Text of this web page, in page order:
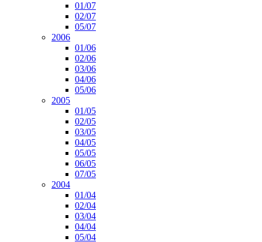
01/07
02/07
05/07
2006
01/06
02/06
03/06
04/06
05/06
2005
01/05
02/05
03/05
04/05
05/05
06/05
07/05
2004
01/04
02/04
03/04
04/04
05/04